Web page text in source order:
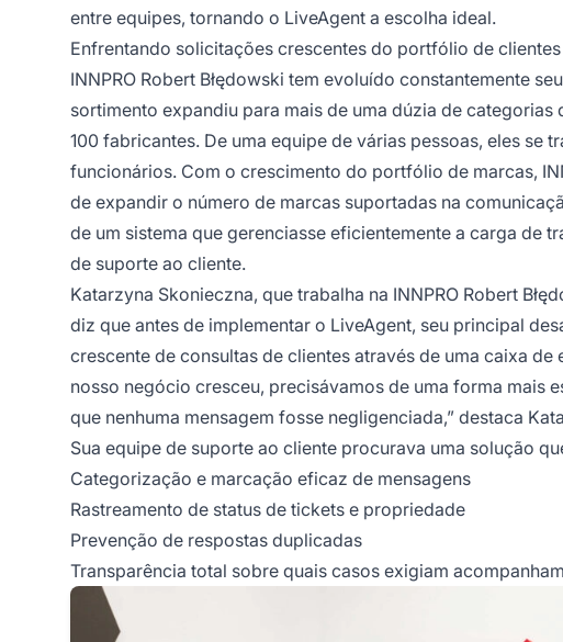
entre equipes, tornando o LiveAgent a escolha ideal.
Enfrentando solicitações crescentes do portfólio de clientes
INNPRO Robert Błędowski tem evoluído constantemente
sortimento expandiu para mais de uma dúzia de
100 fabricantes. De uma equipe de várias pessoas, eles se
funcionários. Com o crescimento do portfólio de marcas,
de expandir o número de marcas suportadas na
de um sistema que gerenciasse eficientemente a carga de
de suporte ao cliente.
Katarzyna Skonieczna, que trabalha na INNPRO Robert
diz que antes de implementar o LiveAgent, seu principal
crescente de consultas de clientes através de uma caixa
nosso negócio cresceu, precisávamos de uma forma mais
que nenhuma mensagem fosse negligenciada,” destaca
Sua equipe de suporte ao cliente procurava uma solução
Categorização e marcação eficaz de mensagens
Rastreamento de status de tickets e propriedade
Prevenção de respostas duplicadas
Transparência total sobre quais casos exigiam